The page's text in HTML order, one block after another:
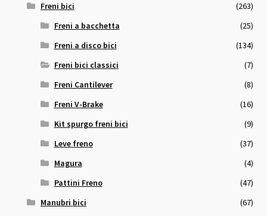
Freni bici
(263)
Freni a bacchetta
(25)
Freni a disco bici
(134)
Freni bici classici
(7)
Freni Cantilever
(8)
Freni V-Brake
(16)
Kit spurgo freni bici
(9)
Leve freno
(37)
Magura
(4)
Pattini Freno
(47)
Manubri bici
(67)